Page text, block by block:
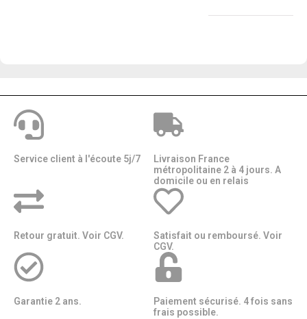
Service client à l'écoute 5j/7
Livraison France
métropolitaine 2 à 4 jours. A
domicile ou en relais​​
Retour gratuit. Voir CGV.
Satisfait ou remboursé. Voir
CGV.
Garantie 2 ans.
Paiement sécurisé. 4 fois sans
frais possible.